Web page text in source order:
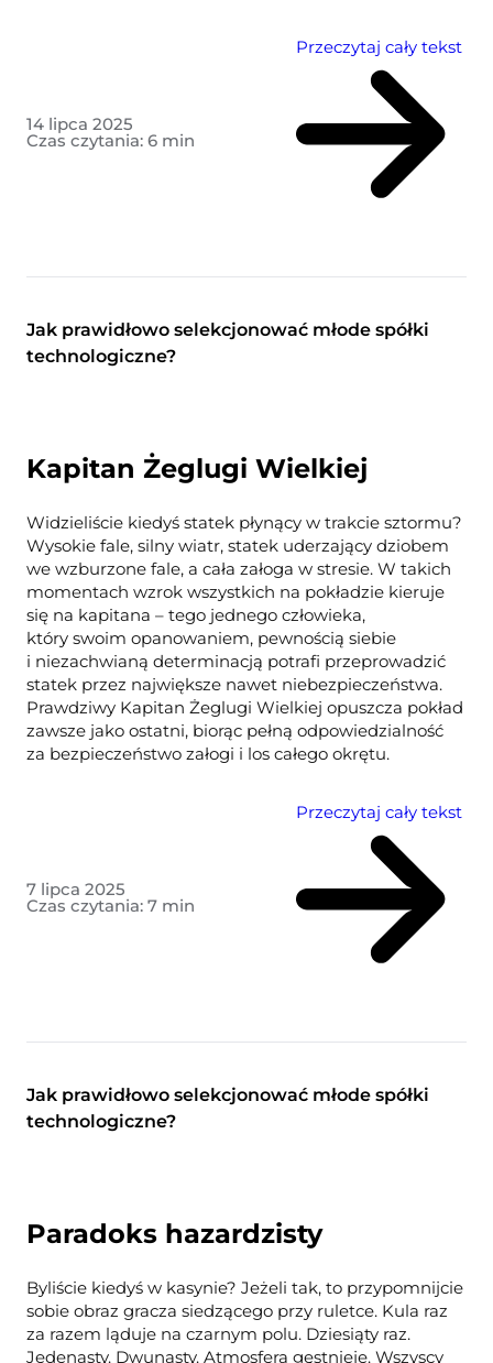
14 lipca 2025
Czas czytania: 6 min
Przeczytaj cały tekst
Jak prawidłowo selekcjonować młode spółki
technologiczne?
Kapitan Żeglugi Wielkiej
Widzieliście kiedyś statek płynący w trakcie sztormu?
Wysokie fale, silny wiatr, statek uderzający dziobem
we wzburzone fale, a cała załoga w stresie. W takich
momentach wzrok wszystkich na pokładzie kieruje
się na kapitana – tego jednego człowieka,
który swoim opanowaniem, pewnością siebie
i niezachwianą determinacją potrafi przeprowadzić
statek przez największe nawet niebezpieczeństwa.
Prawdziwy Kapitan Żeglugi Wielkiej opuszcza pokład
zawsze jako ostatni, biorąc pełną odpowiedzialność
za bezpieczeństwo załogi i los całego okrętu.
7 lipca 2025
Czas czytania: 7 min
Przeczytaj cały tekst
Jak prawidłowo selekcjonować młode spółki
technologiczne?
Paradoks hazardzisty
Byliście kiedyś w kasynie? Jeżeli tak, to przypomnijcie
sobie obraz gracza siedzącego przy ruletce. Kula raz
za razem ląduje na czarnym polu. Dziesiąty raz.
Jedenasty. Dwunasty. Atmosfera gęstnieje. Wszyscy